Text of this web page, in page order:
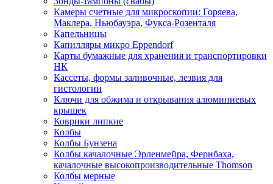
Камеры счетные для микроскопии: Горяева,
Маклера, Ньюбауэра, Фукса-Розенталя
Капельницы
Капилляры микро Eppendorf
Карты бумажные для хранения и транспортировки
НК
Кассеты, формы заливочные, лезвия для
гистологии
Ключи для обжима и открывания алюминиевых
крышек
Коврики липкие
Колбы
Колбы Бунзена
Колбы качалочные Эрленмейра, Фернбаха,
качалочные высокопроизводительные Thomson
Колбы мерные